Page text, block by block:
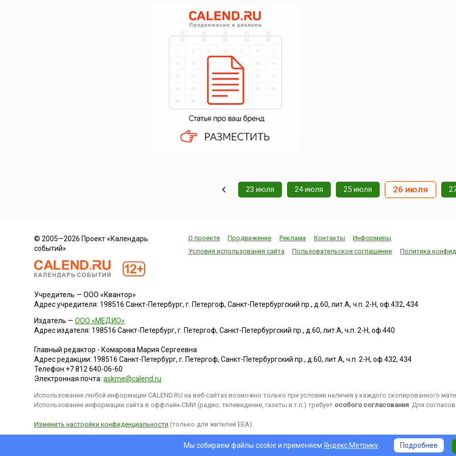
23 июля 24 июля 25 июля 26 июля
© 2005—2026 Проект «Календарь
событий»
О проекте Продвижение Реклама Контакты
Информеры
Условия использования сайта
Пользовательское соглашение Политика
Учредитель — ООО «Квантор»
Адрес учредителя: 198516 Санкт-Петербург, г. Петергоф, Санкт-Петербургский пр., д.60, лит.А, ч.п. 2-Н, оф.432, 434
Издатель —ООО «МЕДИО»
Адрес издателя: 198516 Санкт-Петербург, г. Петергоф, Санкт-Петербургский пр., д.60, лит.А, ч.п. 2-Н, оф.440
Главный редактор - Комарова Мария Сергеевна
Адрес редакции: 198516 Санкт-Петербург, г. Петергоф,Санкт-Петербургский пр., д.60, лит.А, ч.п. 2-Н, оф.432, 434
Телефон:+7 812 640-06-60
Электронная почта:askme@calend.ru
Использование любой информации CALEND.RU на веб-сайтах возможно только при условии наличия у каждого скопированного
Использование информации сайта в оффлайн-СМИ (радио, телевидение, газеты и т.п.) требует особого согласования. Для
Изменить настройки конфиденциальности (только для жителей EEA).
Мы собираем файлы cookie и применяем Яндекс.Метрику. Подробнее